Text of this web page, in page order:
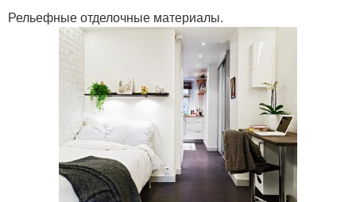
Рельефные отделочные материалы.